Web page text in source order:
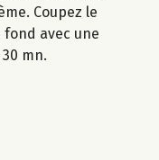
Coupez le
avec une
mn.